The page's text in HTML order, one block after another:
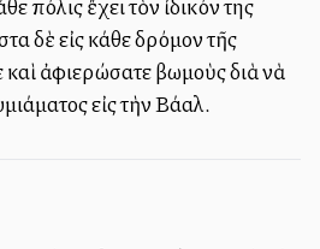
δὲ εἰς κάθε δρόμον τῆς
ἀφιερώσατε βωμοὺς διὰ νὰ
εἰς τὴν Βάαλ.